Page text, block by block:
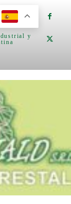
y